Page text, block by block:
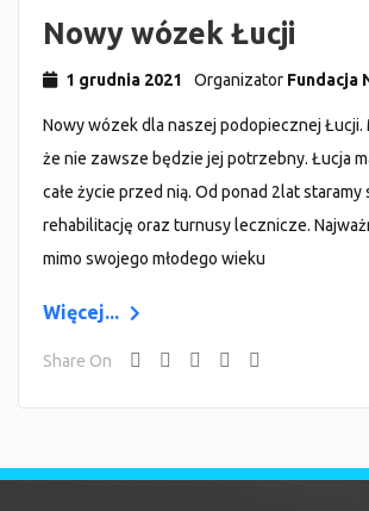
Nowy wózek Łucji
1 grudnia 2021 Organizator Fundacja
Nowy wózek dla naszej podopiecznej Łucji.
że nie zawsze będzie jej potrzebny. Łucja
całe życie przed nią. Od ponad 2lat staramy
rehabilitację oraz turnusy lecznicze.
mimo swojego młodego wieku
Więcej...
Share On